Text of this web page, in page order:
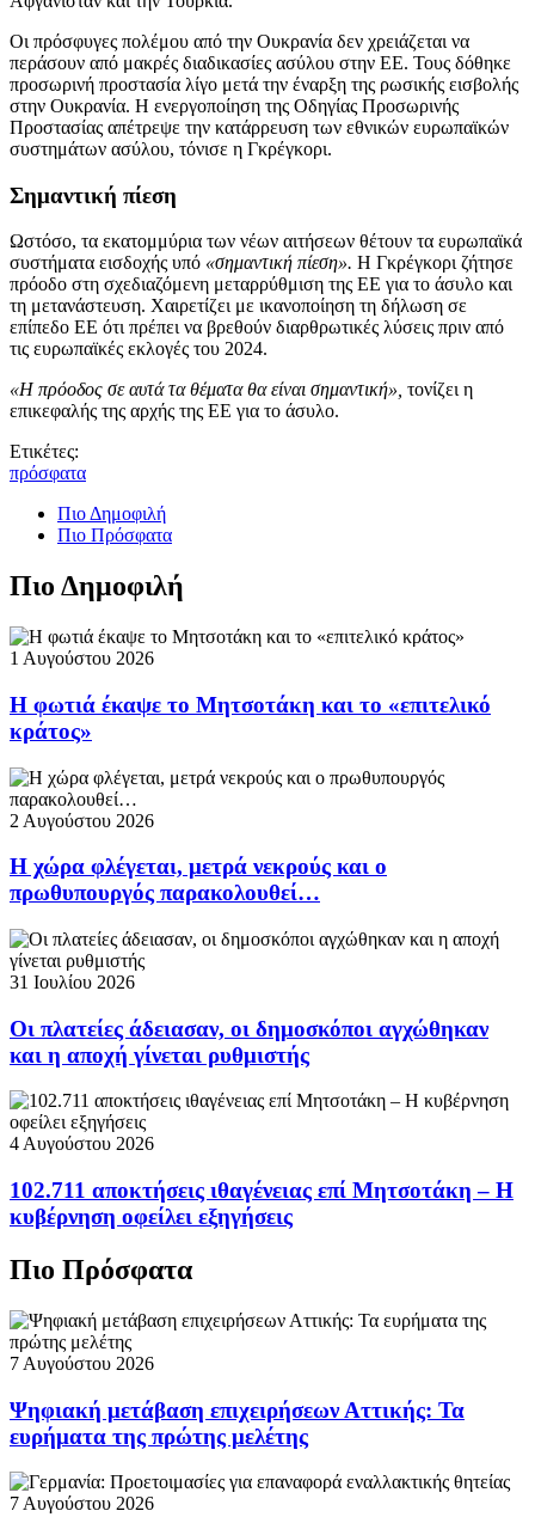
Οι πρόσφυγες πολέμου από την Ουκρανία δεν χρειάζεται να
περάσουν από μακρές διαδικασίες ασύλου στην ΕΕ. Τους δόθηκε
προσωρινή προστασία λίγο μετά την έναρξη της ρωσικής εισβολής
στην Ουκρανία. Η ενεργοποίηση της Οδηγίας Προσωρινής
Προστασίας απέτρεψε την κατάρρευση των εθνικών ευρωπαϊκών
συστημάτων ασύλου, τόνισε η Γκρέγκορι.
Σημαντική πίεση
Ωστόσο, τα εκατομμύρια των νέων αιτήσεων θέτουν τα ευρωπαϊκά
συστήματα εισδοχής υπό «σημαντική πίεση». Η Γκρέγκορι ζήτησε
πρόοδο στη σχεδιαζόμενη μεταρρύθμιση της ΕΕ για το άσυλο και
τη μετανάστευση. Χαιρετίζει με ικανοποίηση τη δήλωση σε
επίπεδο ΕΕ ότι πρέπει να βρεθούν διαρθρωτικές λύσεις πριν από
τις ευρωπαϊκές εκλογές του 2024.
«Η πρόοδος σε αυτά τα θέματα θα είναι σημαντική», τονίζει η
επικεφαλής της αρχής της ΕΕ για το άσυλο.
Ετικέτες:
πρόσφατα
Πιο Δημοφιλή
Πιο Πρόσφατα
Πιο Δημοφιλή
1 Αυγούστου 2026
Η φωτιά έκαψε το Μητσοτάκη και το «επιτελικό
κράτος»
2 Αυγούστου 2026
Η χώρα φλέγεται, μετρά νεκρούς και ο
πρωθυπουργός παρακολουθεί…
31 Ιουλίου 2026
Οι πλατείες άδειασαν, οι δημοσκόποι αγχώθηκαν
και η αποχή γίνεται ρυθμιστής
4 Αυγούστου 2026
102.711 αποκτήσεις ιθαγένειας επί Μητσοτάκη – Η
κυβέρνηση οφείλει εξηγήσεις
Πιο Πρόσφατα
7 Αυγούστου 2026
Ψηφιακή μετάβαση επιχειρήσεων Αττικής: Τα
ευρήματα της πρώτης μελέτης
7 Αυγούστου 2026